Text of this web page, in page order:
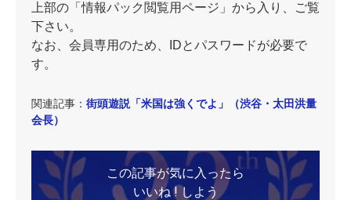
上部の「情報パック閲覧用ページ」から入り、ご覧
下さい。
なお、会員専用のため、IDとパスワードが必要で
す。
関連記事： 街頭遊説「米国は強くでよ」（渋谷・太田洪量
会長）
この記事が気に入ったら
いいね ! しよう